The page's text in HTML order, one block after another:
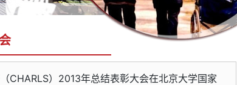
CHARLS）2013年总结表彰大会在北京大学国家